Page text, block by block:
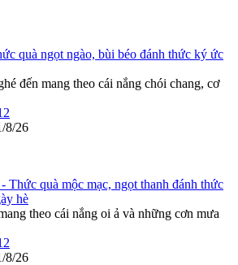
quà ngọt ngào, bùi béo đánh thức ký ức
đến mang theo cái nắng chói chang, cơ
8/26
Thức quà mộc mạc, ngọt thanh đánh thức
hè
theo cái nắng oi ả và những cơn mưa
8/26